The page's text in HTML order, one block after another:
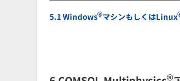
5.1 Windows®マシンもしくはLinux
®